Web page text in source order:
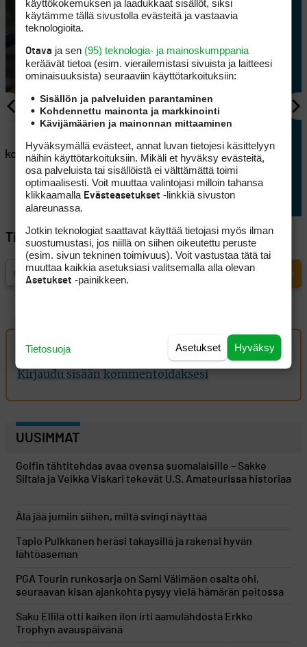
AJANKOHTAISTA
Lappajärvellä kisataan
sunnuntaina hyvin
erikoisessa golftriathlonissa
Tilaa Golfpisteen uutiskirje
Oma kommentti
Kirjaudu sisään kommentoidaksesi
UUSIMMAT
Golfin tähtitehdas avaa ovensa suomalaisille – Sakke
Siltala ja Veikka Viskari tekevät U.S. Amateurissa historiaa
Älä jää jumiin siihen, miltä svingi näyttää
Tapio Pulkkanen heräsi takaysillä ja rakensi hyvän
lähtöaseman
PGA Tourin runkosarja on Sami Välimäen osalta ohi,
seuraavan kisan ajankohta pysyy vielä hämärän peitossa
Saku Ellilä otti kaiken ilon irti aamulähdöstä Erkko
Trophyn avauspäivänä
käyttökokemuksen ja laadukkaat sisällöt, siksi
käytämme tällä sivustolla evästeitä ja vastaavia
teknologioita.
Otava ja sen (95) teknologia- ja mainoskumppania
keräävät tietoa (esim. vierailemis­tasi sivuista ja laitteesi
ominaisuuk­sista) seuraaviin käyttötarkoituksiin:
Sisällön ja palveluiden parantaminen
Kohdennettu mainonta ja markkinointi
Kävijämäärien ja mainonnan mittaaminen
Hyväksymällä evästeet, annat luvan tietojesi käsittelyyn
näihin käyttötarkoituksiin. Mikäli et hyväksy evästeitä,
osa palveluista tai sisällöistä ei välttämättä toimi
optimaalisesti. Voit muuttaa valintojasi milloin tahansa
klikkaamalla Evästeasetukset -linkkiä sivuston
alareunassa.
Jotkin teknologiat saattavat käyttää tietojasi myös ilman
suostumustasi, jos niillä on siihen oikeutettu peruste
(esim. sivun tekninen toimivuus). Voit vastustaa tätä tai
muuttaa kaikkia asetuksiasi valitsemalla alla olevan
Asetukset -painikkeen.
Hyväksy
Asetukset
Tietosuoja